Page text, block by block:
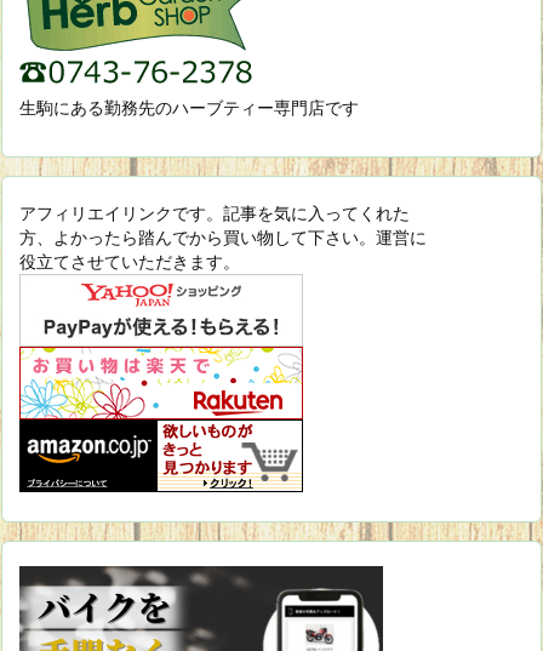
生駒にある勤務先のハーブティー専門店です
アフィリエイリンクです。記事を気に入ってくれた
方、よかったら踏んでから買い物して下さい。運営に
役立てさせていただきます。